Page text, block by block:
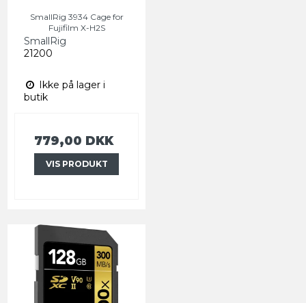
SmallRig 3934 Cage for
Fujifilm X-H2S
SmallRig
21200
Ikke på lager i
butik
779,00 DKK
VIS PRODUKT